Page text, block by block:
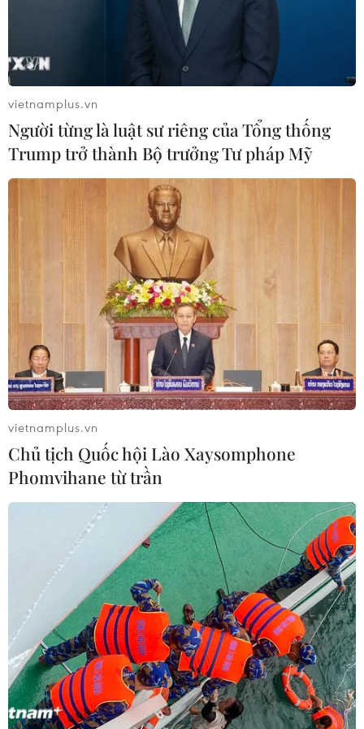
vietnamplus.vn
Người từng là luật sư riêng của Tổng thống
Trump trở thành Bộ trưởng Tư pháp Mỹ
vietnamplus.vn
Chủ tịch Quốc hội Lào Xaysomphone
Phomvihane từ trần